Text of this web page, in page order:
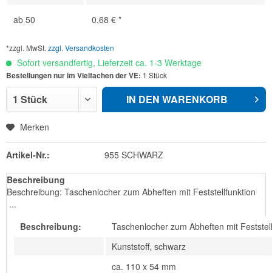
ab 50 0,68 € *
*zzgl. MwSt. zzgl. Versandkosten
Sofort versandfertig, Lieferzeit ca. 1-3 Werktage
Bestellungen nur im Vielfachen der VE: 1 Stück
IN DEN WARENKORB
Merken
Artikel-Nr.: 955 SCHWARZ
Beschreibung
Beschreibung: Taschenlocher zum Abheften mit Feststellfunktion
...
Beschreibung:
Taschenlocher zum Abheften mit
Kunststoff, schwarz
ca. 110 x 54 mm